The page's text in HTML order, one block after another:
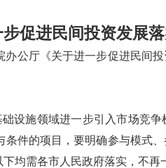
促进民间投资发展
公厅《关于进一步促进民间
设施领域进一步引入市场竞
件的项目，要明确参与模式
均需各市人民政府落实，不再